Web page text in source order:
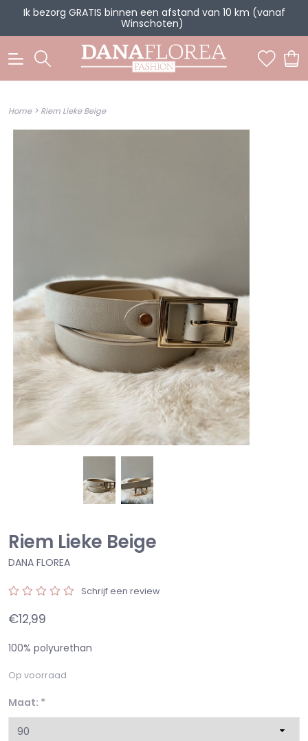
Ik bezorg GRATIS binnen een afstand van 10 km (vanaf
Winschoten)
Home> Riem Lieke Beige
Riem Lieke Beige
DANA FLOREA
Schrijf een review
€12,99
100% polyurethan
Op voorraad
Maat: *